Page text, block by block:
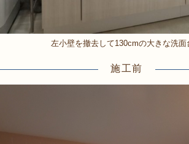
左小壁を撤去して130cmの大きな洗面
施工前